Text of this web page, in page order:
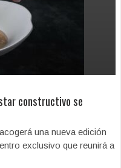
constructivo se
una nueva edición
exclusivo que reunirá a